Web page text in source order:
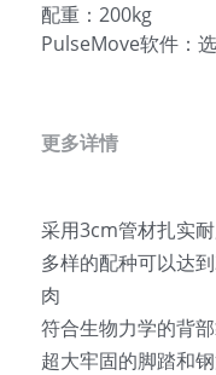
配重：200kg
PulseMove软件：
更多详情
采用3cm管材扎实
多样的配种可以达
肉
符合生物力学的背
超大牢固的脚踏和